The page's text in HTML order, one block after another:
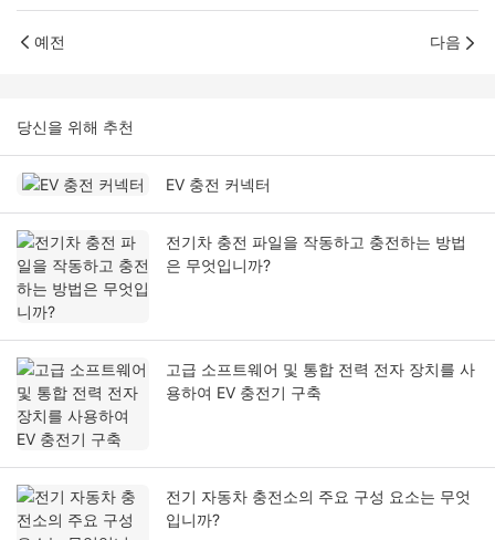
예전 다음
당신을 위해 추천
EV 충전 커넥터
전기차 충전 파일을 작동하고 충전하는 방법
은 무엇입니까?
고급 소프트웨어 및 통합 전력 전자 장치를 사
용하여 EV 충전기 구축
전기 자동차 충전소의 주요 구성 요소는 무엇
입니까?